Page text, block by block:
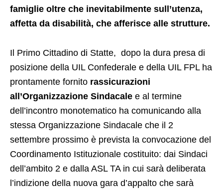
famiglie oltre che inevitabilmente sull’utenza,
affetta da disabilità, che afferisce alle strutture.
Il Primo Cittadino di Statte, dopo la dura presa di
posizione della UIL Confederale e della UIL FPL ha
prontamente fornito rassicurazioni
all’Organizzazione Sindacale e al termine
dell’incontro monotematico ha comunicando alla
stessa Organizzazione Sindacale che il 2
settembre prossimo è prevista la convocazione del
Coordinamento Istituzionale costituito: dai Sindaci
dell’ambito 2 e dalla ASL TA in cui sarà deliberata
l’indizione della nuova gara d’appalto che sarà